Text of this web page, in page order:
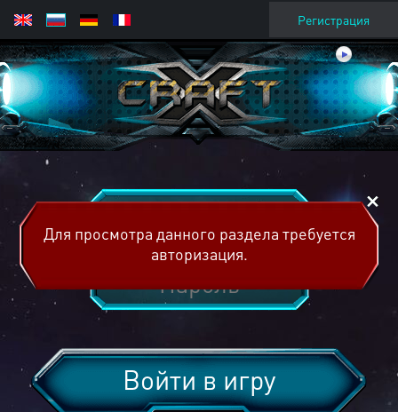
Регистрация
Войти в игру
Для просмотра данного раздела требуется
авторизация.